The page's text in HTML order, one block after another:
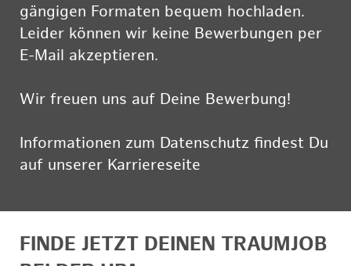
gängigen Formaten bequem hochladen.
Leider können wir keine Bewerbungen per
E-Mail akzeptieren.
Wir freuen uns auf Deine Bewerbung!
Informationen zum Datenschutz findest Du
auf unserer Karriereseite
FINDE JETZT DEINEN TRAUMJOB